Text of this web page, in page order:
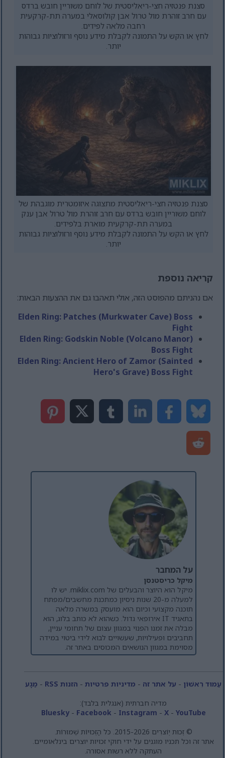
סצנת פנטזיה חצי-ריאליסטית של לוחם משוריין חובש ברדס
עם חרב זוהרת מול טרול אבן קולוסאלי במערה תת-קרקעית
רחבה מלאה לפידים.
לחץ או הקש על התמונה לקבלת מידע נוסף ורזולוציות גבוהות
יותר.
סצנת פנטזיה חצי-ריאליסטית מתצוגה איזומטרית מוגבהת של
לוחם משוריין חובש ברדס עם חרב זוהרת מול טרול אבן ענק
במערה תת-קרקעית מוארת בלפידים.
לחץ או הקש על התמונה לקבלת מידע נוסף ורזולוציות גבוהות
יותר.
קריאה נוספת
אם נהניתם מהפוסט הזה, אולי תאהבו גם את ההצעות הבאות:
Elden Ring: Patches (Murkwater Cave) Boss
Fight
Elden Ring: Godskin Noble (Volcano Manor)
Boss Fight
Elden Ring: Ancient Hero of Zamor (Sainted
Hero's Grave) Boss Fight
על המחבר
מיקל כריסטנסן
מיקל הוא היוצר והבעלים של miklix.com. יש לו
למעלה מ-20 שנות ניסיון כמתכנת מחשבים/מפתח
תוכנה מקצועי וכיום הוא מועסק במשרה מלאה
בתאגיד IT אירופאי גדול. כשהוא לא כותב בלוג, הוא
מבלה את זמנו הפנוי במגוון עצום של תחומי עניין,
תחביבים ופעילויות, שעשויים לבוא לידי ביטוי במידה
מסוימת במגוון הנושאים המכוסים באתר זה.
עַמוּד רִאשׁוֹן - על אתר זה - מדיניות פרטיות- הזנות RSS - מַגָע
מדיה חברתית (אנגלית בלבד):
Bluesky- Facebook - Instagram - X- YouTube
© זְכוּת יְוֹצרִים 2015-2026. כֹּל הַזְכוּיוֹת שְׁמוּרוֹת.
אתר זה וכל תכניו מוגנים על ידי חוקי זכויות יוצרים בינלאומיים.
העתקה ללא רשות אסורה.